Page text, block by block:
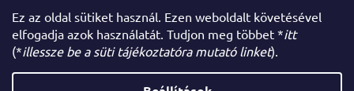
Ez az oldal sütiket használ. Ezen weboldalt követésével
elfogadja azok használatát. Tudjon meg többet *itt
(*illessze be a süti tájékoztatóra mutató linket).